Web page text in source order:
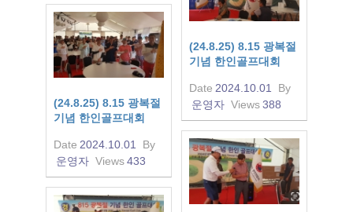
(24.8.25) 8.15 광복절
기념 한인골프대회
Date 2024.10.01
By
운영자 Views388
(24.8.25) 8.15 광복절
기념 한인골프대회
Date 2024.10.01
By
운영자 Views433